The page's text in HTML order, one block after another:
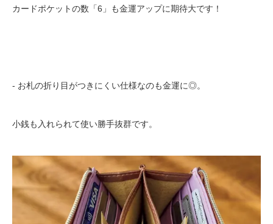
カードポケットの数「6」も金運アップに期待大です！
- お札の折り目がつきにくい仕様なのも金運に◎。
小銭も入れられて使い勝手抜群です。